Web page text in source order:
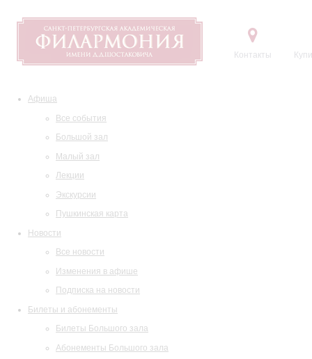
Контакты
Афиша
Все события
Большой зал
Малый зал
Лекции
Экскурсии
Пушкинская карта
Новости
Все новости
Изменения в афише
Подписка на новости
Билеты и абонементы
Билеты Большого зала
Абонементы Большого зала